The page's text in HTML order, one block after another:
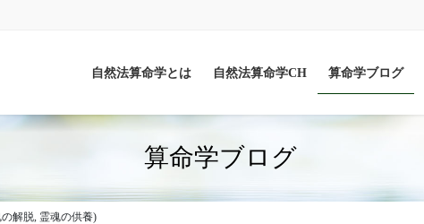
自然法算命学とは 自然法算命学CH 算命学ブログ
算命学ブログ
解脱, 霊魂の供養)